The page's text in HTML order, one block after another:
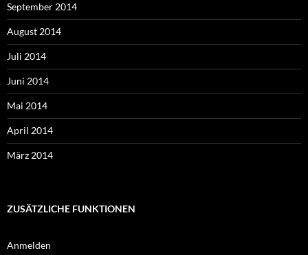
September 2014
August 2014
Juli 2014
Juni 2014
Mai 2014
April 2014
März 2014
ZUSÄTZLICHE FUNKTIONEN
Anmelden